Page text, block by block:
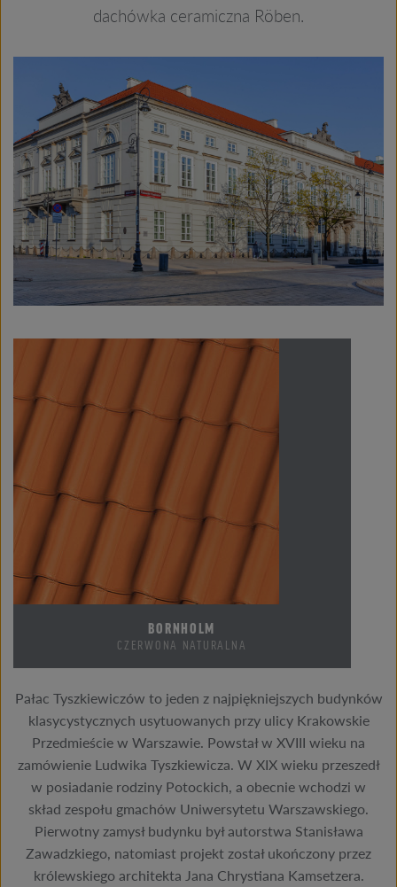
dachówka ceramiczna Röben.
BORNHOLM
CZERWONA NATURALNA
Pałac Tyszkiewiczów to jeden z najpiękniejszych budynków
klasycystycznych usytuowanych przy ulicy Krakowskie
Przedmieście w Warszawie. Powstał w XVIII wieku na
zamówienie Ludwika Tyszkiewicza. W XIX wieku przeszedł
w posiadanie rodziny Potockich, a obecnie wchodzi w
skład zespołu gmachów Uniwersytetu Warszawskiego.
Pierwotny zamysł budynku był autorstwa Stanisława
Zawadzkiego, natomiast projekt został ukończony przez
królewskiego architekta Jana Chrystiana Kamsetzera.